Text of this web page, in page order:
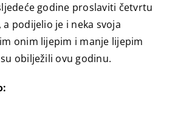
godine proslaviti četvrtu
podijelio je i neka svoja
onim lijepim i manje lijepim
obilježili ovu godinu.